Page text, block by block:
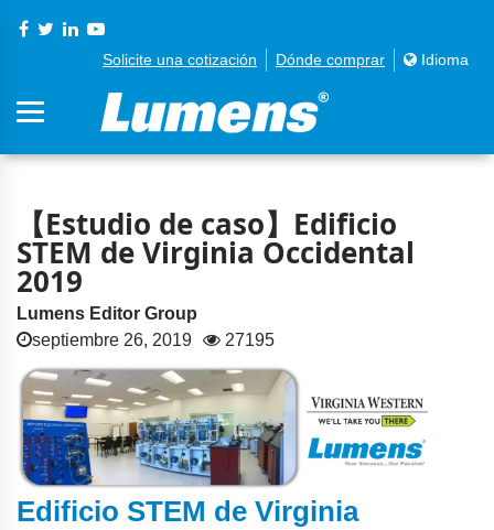
Solicite una cotización Dónde comprar Idioma
【Estudio de caso】Edificio
STEM de Virginia Occidental
2019
Lumens Editor Group
septiembre 26, 2019
27195
Edificio STEM de Virginia